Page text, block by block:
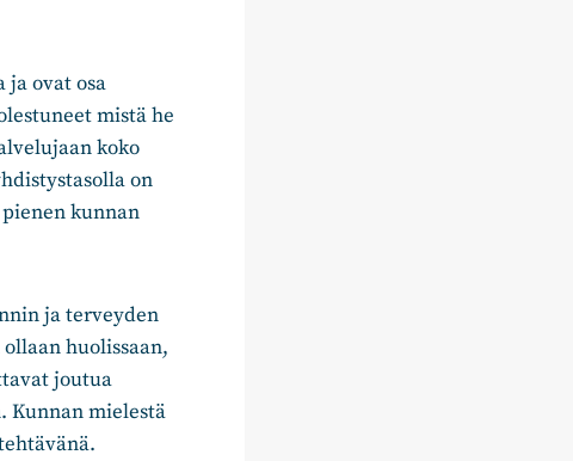
ovat osa
mistä he
koko
on
kunnan
ja terveyden
huolissaan,
joutua
Kunnan mielestä